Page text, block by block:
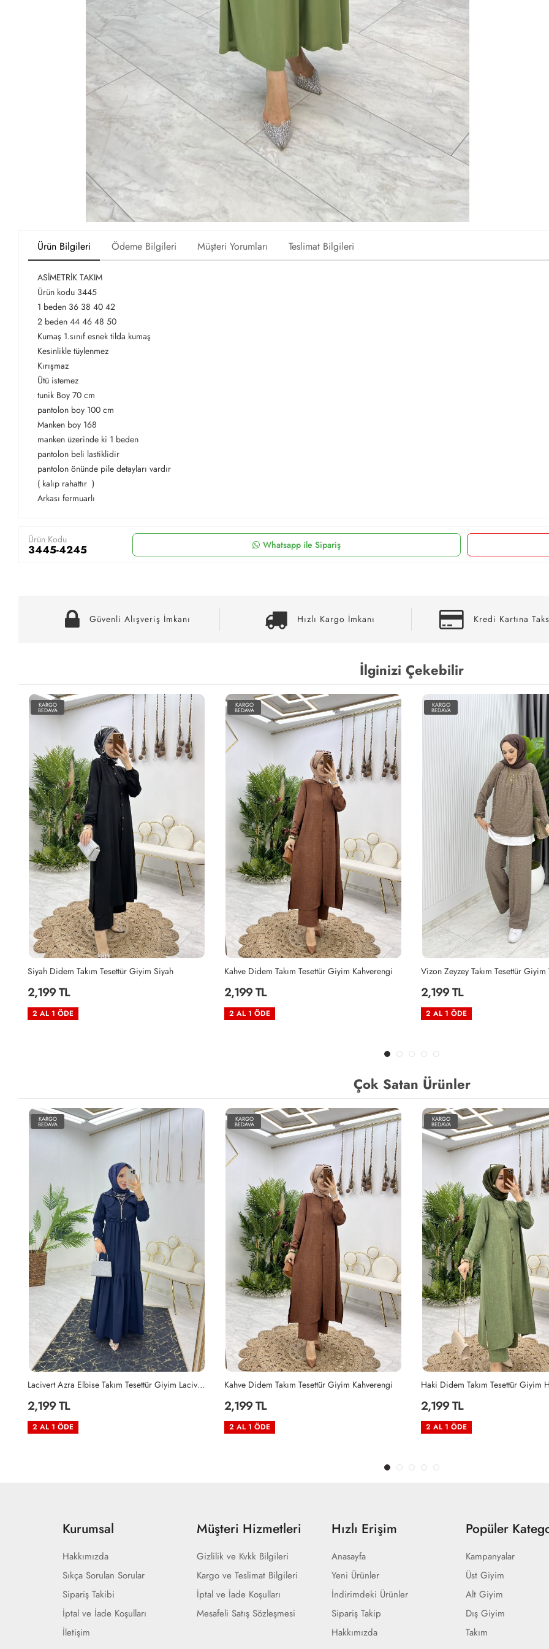
Ürün Bilgileri Ödeme Bilgileri Müşteri Yorumları Teslimat Bilgileri
ASİMETRİK TAKIM
Ürün kodu 3445
1 beden 36 38 40 42
2 beden 44 46 48 50
Kumaş 1.sınıf esnek tilda kumaş
Kesinlikle tüylenmez
Kırışmaz
Ütü istemez
tunik Boy 70 cm
pantolon boy 100 cm
Manken boy 168
manken üzerinde ki 1 beden
pantolon beli lastiklidir
pantolon önünde pile detayları vardır
( kalıp rahattır )
Arkası fermuarlı
Ürün Kodu
3445-4245 Whatsapp ile Sipariş
Güvenli Alışveriş İmkanı Hızlı Kargo İmkanı Kredi Kartına
İlginizi Çekebilir
KARGO
BEDAVA
Kahve Didem Takım Tesettür Giyim Kahverengi
2,199 TL
2 AL 1 ÖDE
KARGO
BEDAVA
Vizon Zeyzey Takım Tesettür Giyim Vizon
2,199 TL
2 AL 1 ÖDE
KARGO
BEDAVA
Siyah Zeyzey Takım Tesettür Giyim
2,199 TL
2 AL 1 ÖDE
Çok Satan Ürünler
KARGO
BEDAVA
Kahve Didem Takım Tesettür Giyim Kahverengi
2,199 TL
2 AL 1 ÖDE
KARGO
BEDAVA
Haki Didem Takım Tesettür Giyim Haki
2,199 TL
2 AL 1 ÖDE
KARGO
BEDAVA
Siyah Didem Takım Tesettür Giyim
2,199 TL
2 AL 1 ÖDE
Kurumsal
Hakkımızda
Sıkça Sorulan Sorular
Sipariş Takibi
İptal ve İade Koşulları
İletişim
Müşteri Hizmetleri
Gizlilik ve Kvkk Bilgileri
Kargo ve Teslimat Bilgileri
İptal ve İade Koşulları
Mesafeli Satış Sözleşmesi
Hızlı Erişim
Anasayfa
Yeni Ürünler
İndirimdeki Ürünler
Sipariş Takip
Hakkımızda
Popüler
Kampanyalar
Üst Giyim
Alt Giyim
Dış Giyim
Takım